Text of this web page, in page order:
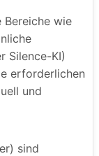
Bereiche wie
Silence-KI)
erforderlichen
und
sind